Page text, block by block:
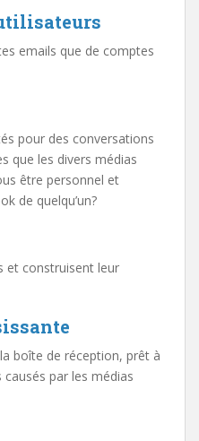
emails que de comptes
pour des conversations
que les divers médias
être personnel et
de quelqu’un?
et construisent leur
boîte de réception, prêt à
par les médias